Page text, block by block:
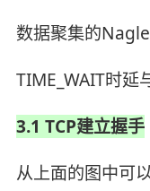
数据聚集的
TIME_WAIT时延
3.1 TCP建立握手
从上面的图中可